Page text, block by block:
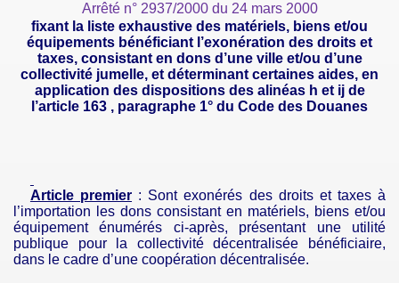
Arrêté n° 2937/2000 du 24 mars 2000
fixant la liste exhaustive des matériels, biens et/ou
équipements bénéficiant l’exonération des droits et
taxes, consistant en dons d’une ville et/ou d’une
collectivité jumelle, et déterminant certaines aides, en
application des dispositions des alinéas h et ijde
l’article 163 , paragraphe 1° du Code des Douanes
Article premier : Sont exonérés des droits et taxes à
l’importation les dons consistant en matériels, biens et/ou
équipement énumérés ci-après, présentant une utilité
publique pour la collectivité décentralisée bénéficiaire,
dans le cadre d’une coopération décentralisée.